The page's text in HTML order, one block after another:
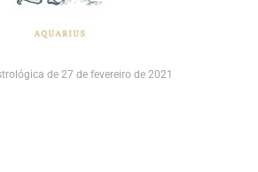
de 27 de fevereiro de 2021